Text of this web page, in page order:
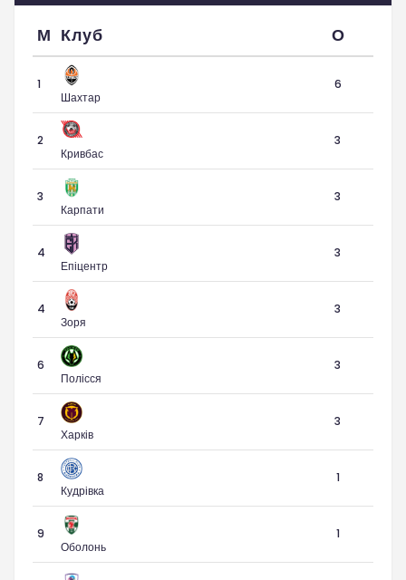
М Клуб О
1
Шахтар
6
2
Кривбас
3
3
Карпати
3
4
Епіцентр
3
4
Зоря
3
6
Полісся
3
7
Харків
3
8
Кудрівка
1
9
Оболонь
1